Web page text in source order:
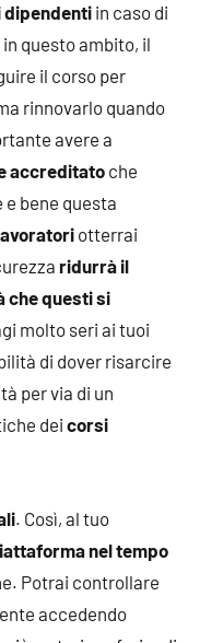
dipendenti in caso di
questo ambito, il
il corso per
rinnovarlo quando
avere a
accreditatoche
bene questa
otterrai
ridurrà il
che questi si
molto seri ai tuoi
di dover risarcire
per via di un
dei corsi
. Così, al tuo
nel tempo
Potrai controllare
accedendo